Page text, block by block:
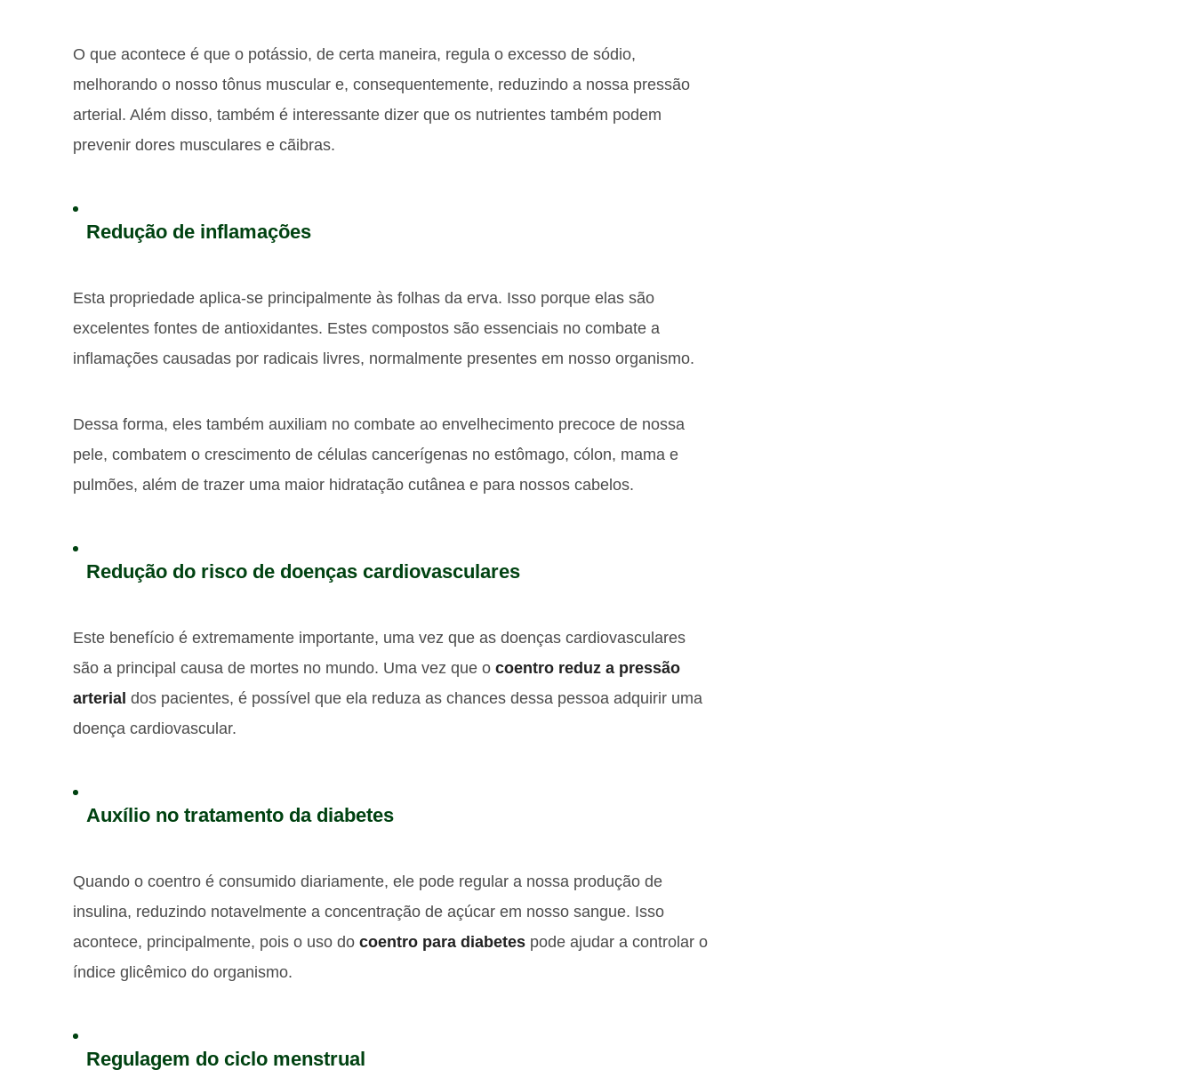
O que acontece é que o potássio, de certa maneira, regula o excesso de sódio,
melhorando o nosso tônus muscular e, consequentemente, reduzindo a nossa pressão
arterial. Além disso, também é interessante dizer que os nutrientes também podem
prevenir dores musculares e cãibras.
Redução de inflamações
Esta propriedade aplica-se principalmente às folhas da erva. Isso porque elas são
excelentes fontes de antioxidantes. Estes compostos são essenciais no combate a
inflamações causadas por radicais livres, normalmente presentes em nosso organismo.
Dessa forma, eles também auxiliam no combate ao envelhecimento precoce de nossa
pele, combatem o crescimento de células cancerígenas no estômago, cólon, mama e
pulmões, além de trazer uma maior hidratação cutânea e para nossos cabelos.
Redução do risco de doenças cardiovasculares
Este benefício é extremamente importante, uma vez que as doenças cardiovasculares
são a principal causa de mortes no mundo. Uma vez que o coentro reduz a pressão
arterial dos pacientes, é possível que ela reduza as chances dessa pessoa adquirir uma
doença cardiovascular.
Auxílio no tratamento da diabetes
Quando o coentro é consumido diariamente, ele pode regular a nossa produção de
insulina, reduzindo notavelmente a concentração de açúcar em nosso sangue. Isso
acontece, principalmente, pois o uso do coentro para diabetes pode ajudar a controlar o
índice glicêmico do organismo.
Regulagem do ciclo menstrual